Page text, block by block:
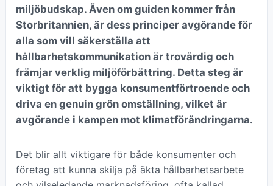
miljöbudskap. Även om guiden kommer från
Storbritannien, är dess principer avgörande för
alla som vill säkerställa att
hållbarhetskommunikation är trovärdig och
främjar verklig miljöförbättring. Detta steg är
viktigt för att bygga konsumentförtroende och
driva en genuin grön omställning, vilket är
avgörande i kampen mot klimatförändringarna.
Det blir allt viktigare för både konsumenter och
företag att kunna skilja på äkta hållbarhetsarbete